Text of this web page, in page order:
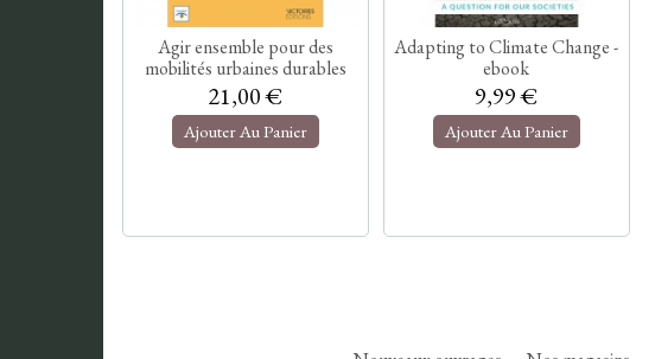
Agir ensemble pour des
mobilités urbaines durables
21,00 €
Ajouter Au Panier
Adapting to Climate Change -
ebook
9,99 €
Ajouter Au Panier